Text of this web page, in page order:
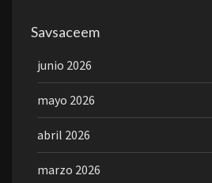
Savsaceem
junio 2026
mayo 2026
abril 2026
marzo 2026